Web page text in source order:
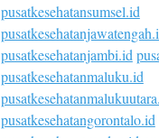
pusatkesehatansumsel.id
pusatkesehatanjambi.id
pusatkesehatanmaluku.id
pusatkesehatangorontalo.id